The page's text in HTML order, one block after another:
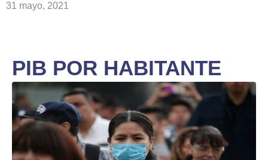
31 mayo, 2021
PIB POR HABITANTE